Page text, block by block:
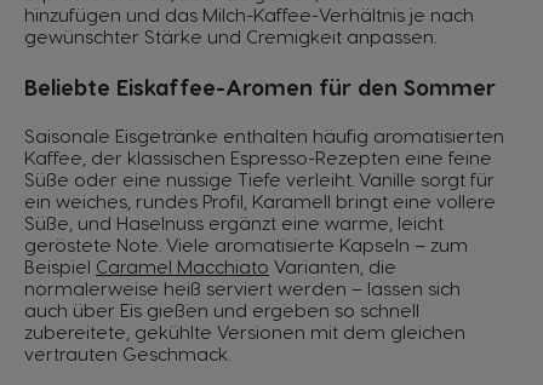
hinzufügen und das Milch-Kaffee-Verhältnis je nach
gewünschter Stärke und Cremigkeit anpassen.
Beliebte Eiskaffee-Aromen für den Sommer
Saisonale Eisgetränke enthalten häufig aromatisierten
Kaffee, der klassischen Espresso-Rezepten eine feine
Süße oder eine nussige Tiefe verleiht. Vanille sorgt für
ein weiches, rundes Profil, Karamell bringt eine vollere
Süße, und Haselnuss ergänzt eine warme, leicht
geröstete Note. Viele aromatisierte Kapseln – zum
Beispiel Caramel Macchiato Varianten, die
normalerweise heiß serviert werden – lassen sich
auch über Eis gießen und ergeben so schnell
zubereitete, gekühlte Versionen mit dem gleichen
vertrauten Geschmack.